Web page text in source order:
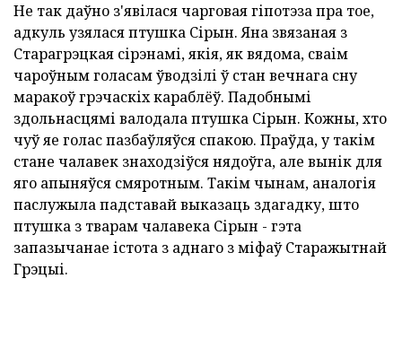
Не так даўно з'явілася чарговая гіпотэза пра тое,
адкуль узялася птушка Сірын. Яна звязаная з
Старагрэцкая сірэнамі, якія, як вядома, сваім
чароўным голасам ўводзілі ў стан вечнага сну
маракоў грэчаскіх караблёў. Падобнымі
здольнасцямі валодала птушка Сірын. Кожны, хто
чуў яе голас пазбаўляўся спакою. Праўда, у такім
стане чалавек знаходзіўся нядоўга, але вынік для
яго апыняўся смяротным. Такім чынам, аналогія
паслужыла падставай выказаць здагадку, што
птушка з тварам чалавека Сірын - гэта
запазычанае істота з аднаго з міфаў Старажытнай
Грэцыі.